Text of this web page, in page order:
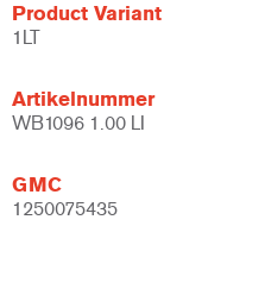
Product Variant
1LT
Artikelnummer
WB1096 1.00 LI
GMC
1250075435